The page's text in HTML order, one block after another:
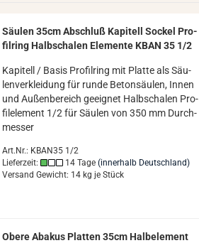
Säu­len 35cm Ab­schluß Ka­pi­tell So­ckel Pro­
fil­ring Halb­scha­len Ele­men­te KBAN 35 1/2
Ka­pi­tell / Basis Pro­fil­ring mit Plat­te als Säu­
len­ver­klei­dung für runde Be­ton­säu­len, Innen
und Au­ßen­be­reich ge­eig­net Halb­scha­len Pro­
fil­ele­ment 1/2 für Säu­len von 350 mm Durch­
mes­ser
Art.Nr.: KBAN35 1/2
Lieferzeit:
14 Tage (innerhalb Deutschland)
Versand Gewicht: 14 kg je Stück
Obere Aba­kus Plat­ten 35cm Halb­ele­ment